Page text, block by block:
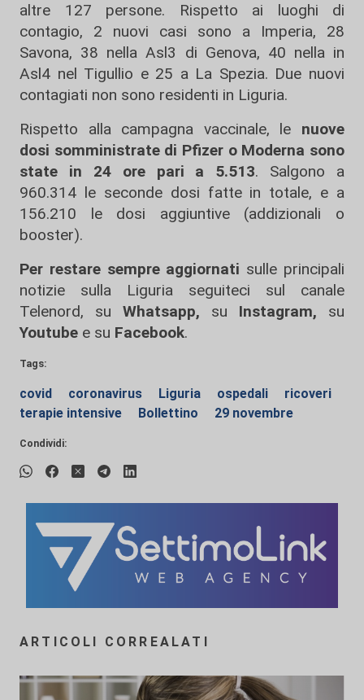
altre 127 persone. Rispetto ai luoghi di
contagio, 2 nuovi casi sono a Imperia, 28
Savona, 38 nella Asl3 di Genova, 40 nella in
Asl4 nel Tigullio e 25 a La Spezia. Due nuovi
contagiati non sono residenti in Liguria.
Rispetto alla campagna vaccinale, le nuove
dosi somministrate di Pfizer o Moderna sono
state in 24 ore pari a 5.513. Salgono a
960.314 le seconde dosi fatte in totale, e a
156.210 le dosi aggiuntive (addizionali o
booster).
Per restare sempre aggiornati sulle principali
notizie sulla Liguria seguiteci sul canale
Telenord, su
Whatsapp, su Instagram, su
Youtube e su Facebook.
Tags:
covid coronavirus Liguria ospedali
ricoveri
terapie intensive
Bollettino 29 novembre
Condividi:
ARTICOLI CORREALATI